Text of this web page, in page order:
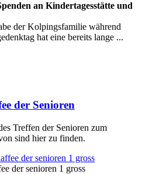
an Kindertagesstätte und
der Kolpingsfamilie während
hat eine bereits lange ...
der Senioren
Treffen der Senioren zum
sind hier zu finden.
der senioren 1 gross